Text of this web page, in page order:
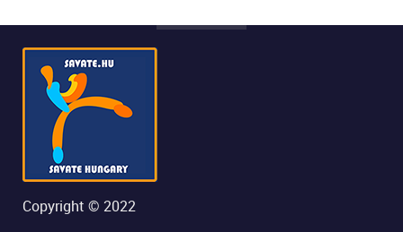
Copyright © 2022